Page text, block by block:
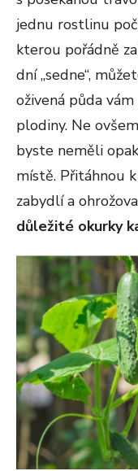
jednu rostlinu
kterou pořádně
dní „sedne“,
oživená půda
plodiny. Ne
byste neměli
místě. Přitáhnou
zabydlí a
důležité okurky